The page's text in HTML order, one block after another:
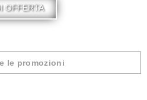
OFFERTA
le promozioni